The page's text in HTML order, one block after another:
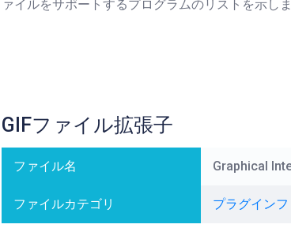
ァイルをサポートするプログラムのリストを示しま
GIFファイル拡張子
ファイル名 Graphical
ファイルカテゴリ プラグイン